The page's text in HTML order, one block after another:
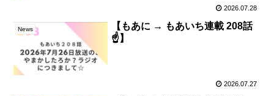
2026.07.28
News
【もあに → もあいち連載 208話
☝️】
2026.07.27